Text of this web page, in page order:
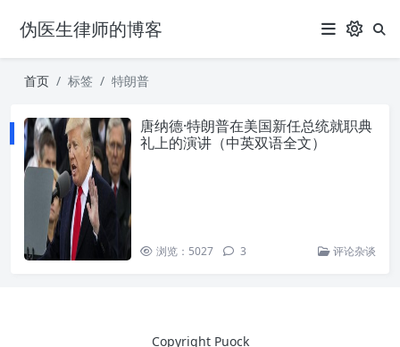
伪医生律师的博客
首页 标签 特朗普
唐纳德·特朗普在美国新任总统就职典
礼上的演讲（中英双语全文）
浏览：5027 3 评论杂谈
Copyright Puock